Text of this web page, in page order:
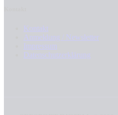
Kontakt
Anmeldung / Newsletter
Impressum
Datenschutzerklärung